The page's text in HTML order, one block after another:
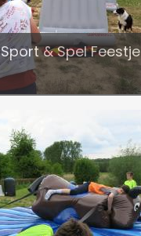
Sport & Spel Feestje